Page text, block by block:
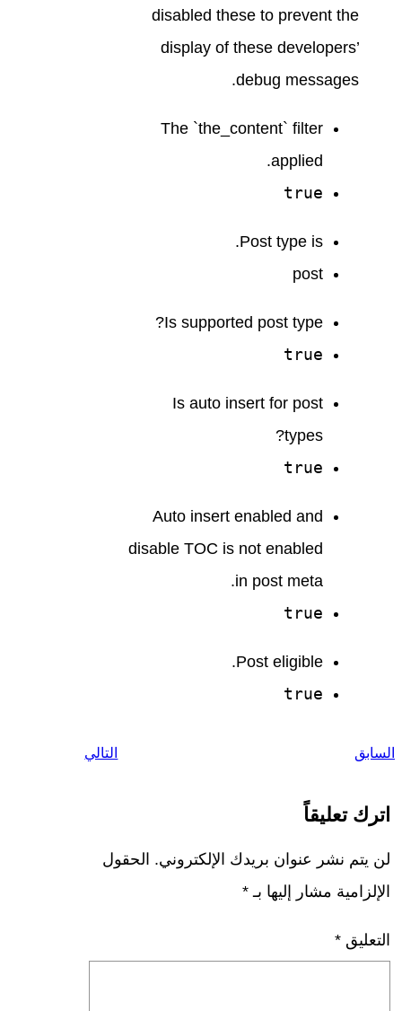
disabled these to prevent the
display of these developers’
debug messages.
The `the_content` filter
applied.
true
Post type is.
post
Is supported post type?
true
Is auto insert for post
types?
true
Auto insert enabled and
disable TOC is not enabled
in post meta.
true
Post eligible.
true
السابق التالي
اترك تعليقاً
لن يتم نشر عنوان بريدك الإلكتروني. الحقول
الإلزامية مشار إليها بـ *
التعليق *